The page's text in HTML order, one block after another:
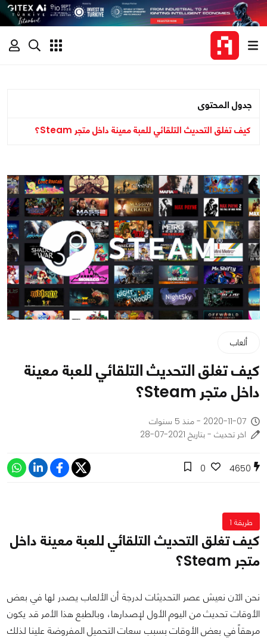
جدول المحتوى
كيف تغلق التحديث التلقائي للعبة معينة داخل متجر Steam؟
ألعاب
كيف تغلق التحديث التلقائي للعبة معينة
داخل متجر Steam؟
2020-11-07 - منذ 5 سنوات
اخر تحديث - بتاريخ 2021-07-28
4650
0
طريقة 1
كيف تغلق التحديث التلقائي للعبة معينة داخل
متجر Steam؟
نحن الآن نعيش عصر التحديثات لدرجة أن الألعاب يصدر لها في بعض
الأوقات تحديث من اليوم الأول لإصدارها، وبالطبع هذا الأمر قد يكون
مرهقاً في بعض الأوقات بسبب سعات التحميل المفروضة علينا لذلك